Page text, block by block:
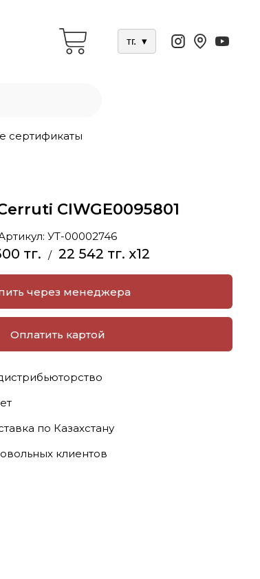
тг. ▾
сертификаты
CIWGE0095801
УТ-00002746
тг. / 22 542 тг. x12
через менеджера
Оплатить картой
по Казахстану
клиентов